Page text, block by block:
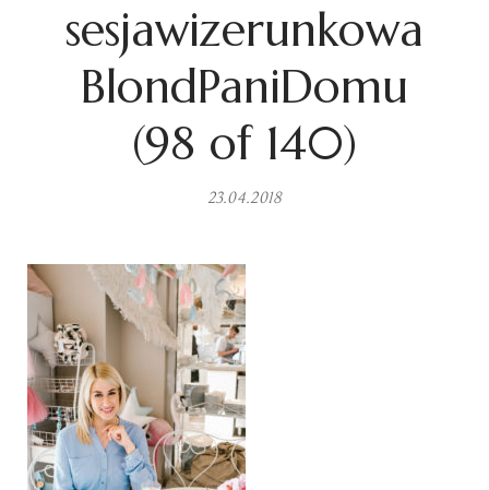
sesjawizerunkowa
BlondPaniDomu
(98 of 140)
23.04.2018